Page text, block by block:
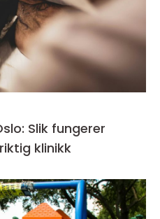
Slik fungerer
klinikk